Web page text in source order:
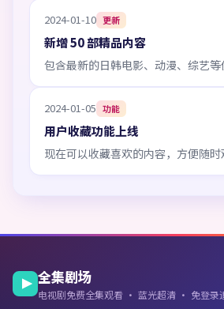
2024-01-10 更新
新增 50 部精品内容
包含最新的日韩电影、动漫、综艺等
2024-01-05 功能
用户收藏功能上线
现在可以收藏喜欢的内容，方便随时
全集剧场
电视剧免费全集观看 · 蓝光超清 · 免登录